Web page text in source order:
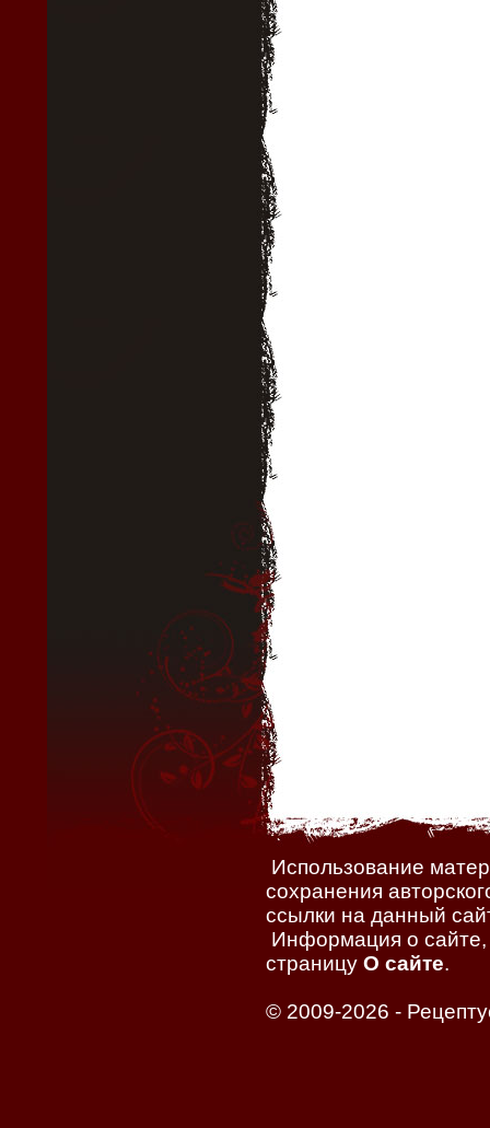
Использование
сохранения
ссылки на данный
Информация о сайте,
страницу О сайте.
© 2009-2026 -